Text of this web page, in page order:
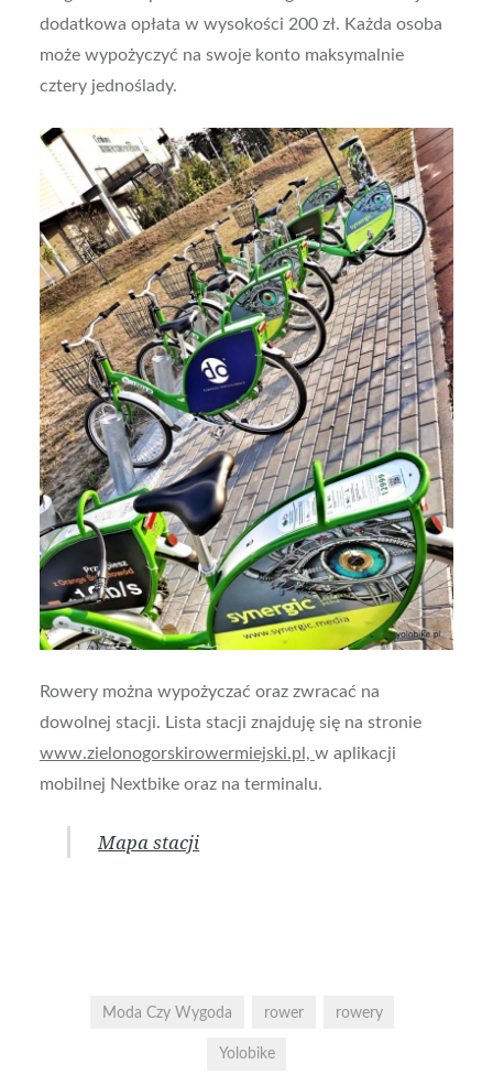
dodatkowa opłata w wysokości 200 zł. Każda osoba
może wypożyczyć na swoje konto maksymalnie
cztery jednoślady.
Rowery można wypożyczać oraz zwracać na
dowolnej stacji. Lista stacji znajduję się na stronie
www.zielonogorskirowermiejski.pl, w aplikacji
mobilnej Nextbike oraz na terminalu.
Mapa stacji
Moda Czy Wygoda rower rowery
Yolobike